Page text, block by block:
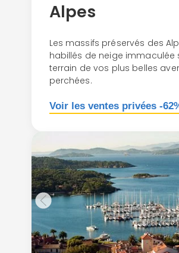
Alpes
Les massifs préservés des
habillés de neige immaculée
terrain de vos plus belles
perchées.
Voir les ventes privées -